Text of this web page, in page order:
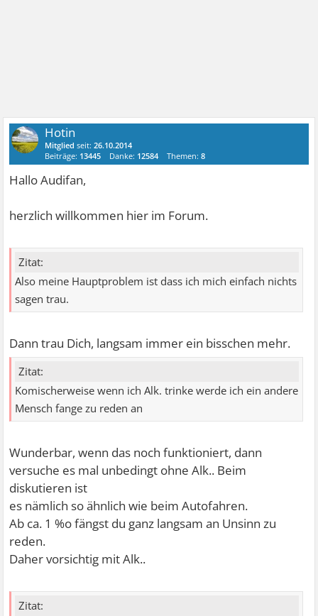
Hotin
Mitglied seit:26.10.2014
Beiträge: 13445 Danke: 12584 Themen:8
Hallo Audifan,
herzlich willkommen hier im Forum.
Zitat:
Also meine Hauptproblem ist dass ich mich einfach nichts
sagen trau.
Dann trau Dich, langsam immer ein bisschen mehr.
Zitat:
Komischerweise wenn ich Alk. trinke werde ich ein andere
Mensch fange zu reden an
Wunderbar, wenn das noch funktioniert, dann
versuche es mal unbedingt ohne Alk.. Beim
diskutieren ist
es nämlich so ähnlich wie beim Autofahren.
Ab ca. 1 %o fängst du ganz langsam an Unsinn zu
reden.
Daher vorsichtig mit Alk..
Zitat: